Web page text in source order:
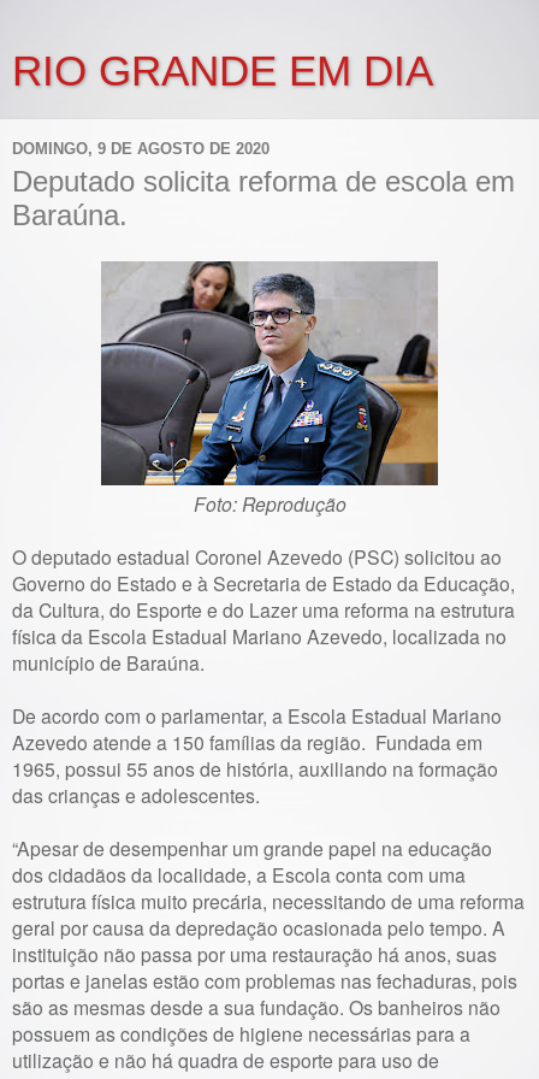
RIO GRANDE EM DIA
DOMINGO, 9 DE AGOSTO DE 2020
Deputado solicita reforma de escola em
Baraúna.
Foto: Reprodução
O deputado estadual Coronel Azevedo (PSC) solicitou ao
Governo do Estado e à Secretaria de Estado da Educação,
da Cultura, do Esporte e do Lazer uma reforma na estrutura
física da Escola Estadual Mariano Azevedo, localizada no
município de Baraúna.
De acordo com o parlamentar, a Escola Estadual Mariano
Azevedo atende a 150 famílias da região. Fundada em
1965, possui 55 anos de história, auxiliando na formação
das crianças e adolescentes.
“Apesar de desempenhar um grande papel na educação
dos cidadãos da localidade, a Escola conta com uma
estrutura física muito precária, necessitando de uma reforma
geral por causa da depredação ocasionada pelo tempo. A
instituição não passa por uma restauração há anos, suas
portas e janelas estão com problemas nas fechaduras, pois
são as mesmas desde a sua fundação. Os banheiros não
possuem as condições de higiene necessárias para a
utilização e não há quadra de esporte para uso de